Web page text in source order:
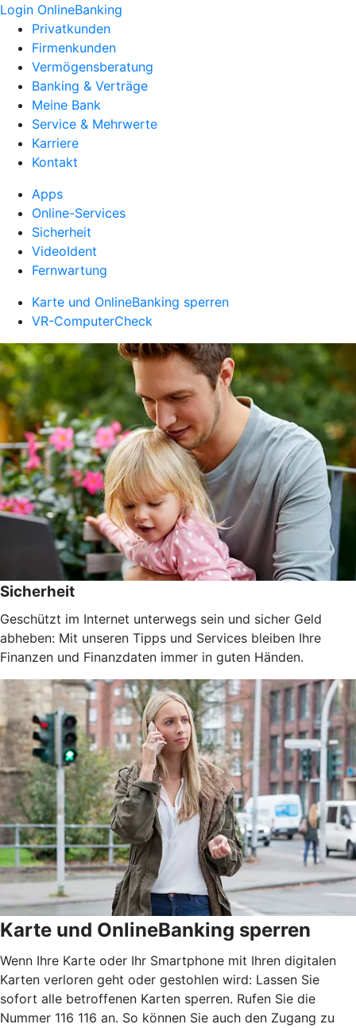
Login OnlineBanking
Privatkunden
Firmenkunden
Vermögensberatung
Banking & Verträge
Meine Bank
Service & Mehrwerte
Karriere
Kontakt
Apps
Online-Services
Sicherheit
VideoIdent
Fernwartung
Karte und OnlineBanking sperren
VR-ComputerCheck
Sicherheit
Geschützt im Internet unterwegs sein und sicher Geld
abheben: Mit unseren Tipps und Services bleiben Ihre
Finanzen und Finanzdaten immer in guten Händen.
Karte und OnlineBanking sperren
Wenn Ihre Karte oder Ihr Smartphone mit Ihren digitalen
Karten verloren geht oder gestohlen wird: Lassen Sie
sofort alle betroffenen Karten sperren. Rufen Sie die
Nummer 116 116 an. So können Sie auch den Zugang zu